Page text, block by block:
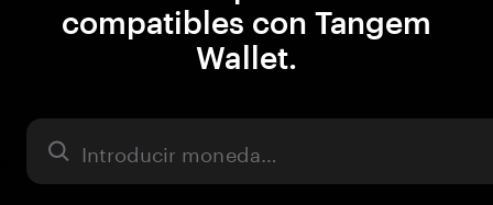
compatibles con Tangem
Wallet.
Activo